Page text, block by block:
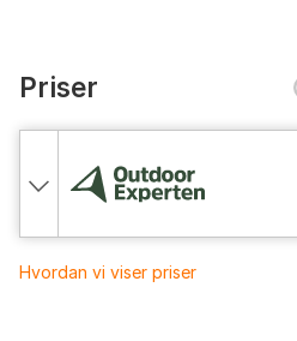
Priser
Hvordan vi viser priser